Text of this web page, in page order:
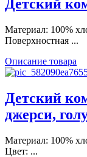
Детский
Материал: 100%
Поверхностная ...
Описание товара
Детский
джерси,
Материал: 100%
Цвет: ...